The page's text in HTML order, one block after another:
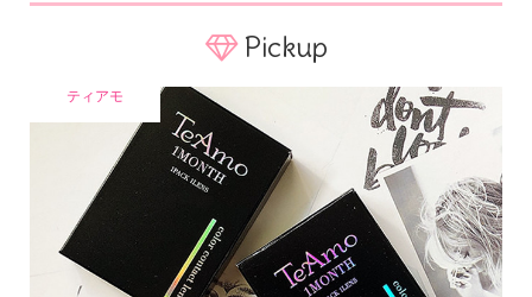
Pickup
ティアモ